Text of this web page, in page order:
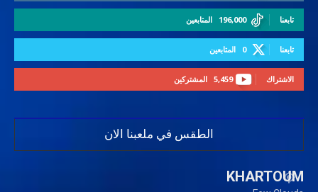
196,000 المتابعين تابعنا
0 المتابعين تابعنا
5,459 المشتركين الاشتراك
الطقس في ملعبنا الان
KHARTOUM